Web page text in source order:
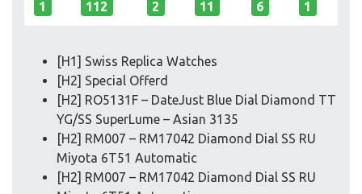
1 112 2 11 6 1
[H1] Swiss Replica Watches
[H2] Special Offerd
[H2] RO5131F – DateJust Blue Dial Diamond TT
YG/SS SuperLume – Asian 3135
[H2] RM007 – RM17042 Diamond Dial SS RU
Miyota 6T51 Automatic
[H2] RM007 – RM17042 Diamond Dial SS RU